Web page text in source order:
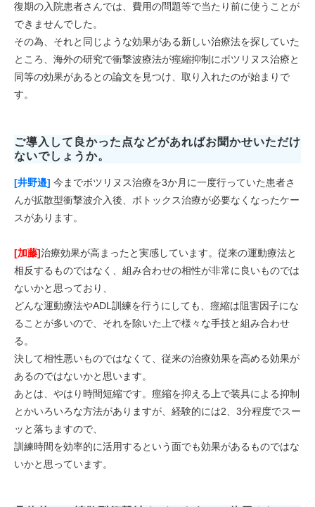
復期の入院患者さんでは、費用の問題等で当たり前に使うことが
できませんでした。
その為、それと同じような効果がある新しい治療法を探していた
ところ、海外の研究で衝撃波療法が痙縮抑制にボツリヌス治療と
同等の効果があるとの論文を見つけ、取り入れたのが始まりで
す。
ご導入して良かった点などがあればお聞かせいただけ
ないでしょうか。
[井野邉] 今までボツリヌス治療を3か月に一度行っていた患者さ
んが拡散型衝撃波介入後、ボトックス治療が必要なくなったケー
スがあります。
[加藤]治療効果が高まったと実感しています。従来の運動療法と
相反するものではなく、組み合わせの相性が非常に良いものでは
ないかと思っており、
どんな運動療法やADL訓練を行うにしても、痙縮は阻害因子にな
ることが多いので、それを除いた上で様々な手技と組み合わせ
る。
決して相性悪いものではなくて、従来の治療効果を高める効果が
あるのではないかと思います。
あとは、やはり時間短縮です。痙縮を抑える上で装具による抑制
とかいろいろな方法がありますが、経験的には2、3分程度でスー
ッと落ちますので、
訓練時間を効率的に活用するという面でも効果があるものではな
いかと思っています。